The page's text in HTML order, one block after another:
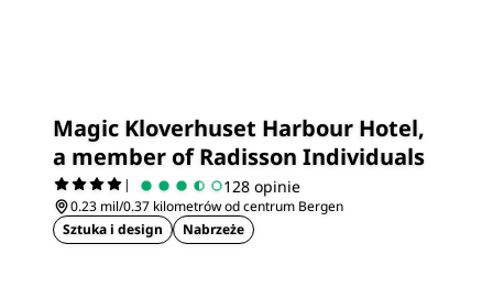
Magic Kloverhuset Harbour Hotel,
a member of Radisson Individuals
| 128 opinie
0.23 mil/0.37 kilometrów od centrum Bergen
Sztuka i design
Nabrzeże